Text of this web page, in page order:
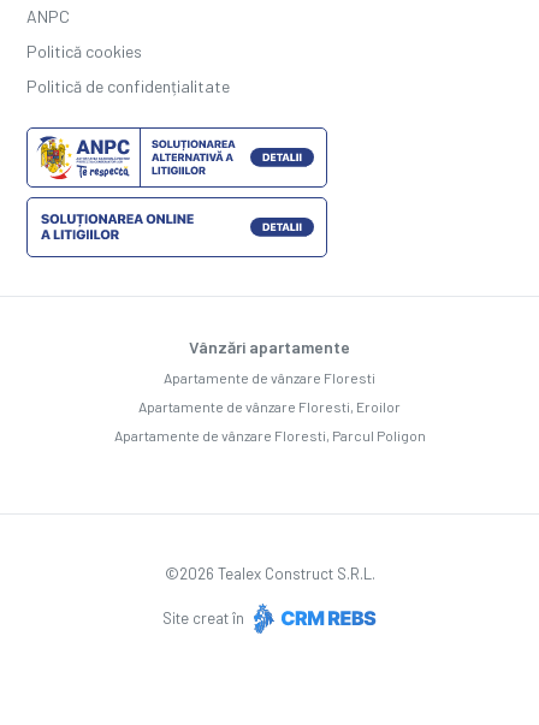
ANPC
Politică cookies
Politică de confidențialitate
Vânzări apartamente
Apartamente de vânzare Floresti
Apartamente de vânzare Floresti, Eroilor
Apartamente de vânzare Floresti, Parcul Poligon
©2026 Tealex Construct S.R.L.
Site creat în